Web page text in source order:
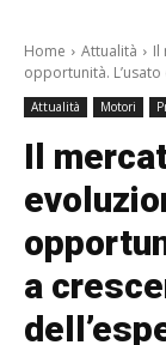
Home Attualità
Il
opportunità. L’usato
Attualità Motori
Il
a